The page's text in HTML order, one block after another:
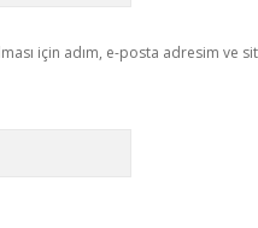
için adım, e-posta adresim ve